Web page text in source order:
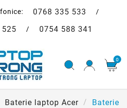
0768 335 533
525 / 0754 588 341
0
Baterie laptop Acer
Baterie